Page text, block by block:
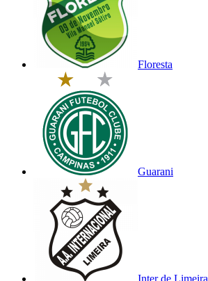
Floresta
Guarani
Inter de Limeira